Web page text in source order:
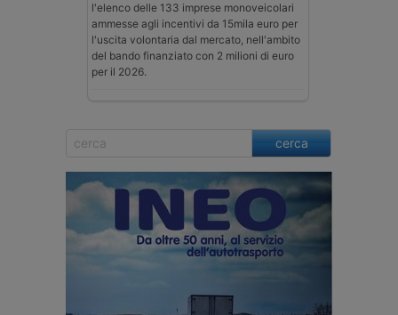
l'elenco delle 133 imprese monoveicolari
ammesse agli incentivi da 15mila euro per
l'uscita volontaria dal mercato, nell'ambito
del bando finanziato con 2 milioni di euro
per il 2026.
cerca